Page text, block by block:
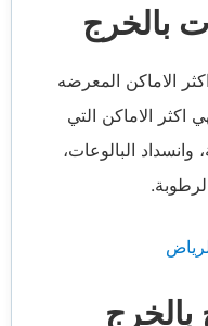
بالخرج
الاماكن المعرضه
اكثر الاماكن التي
البالوعات،